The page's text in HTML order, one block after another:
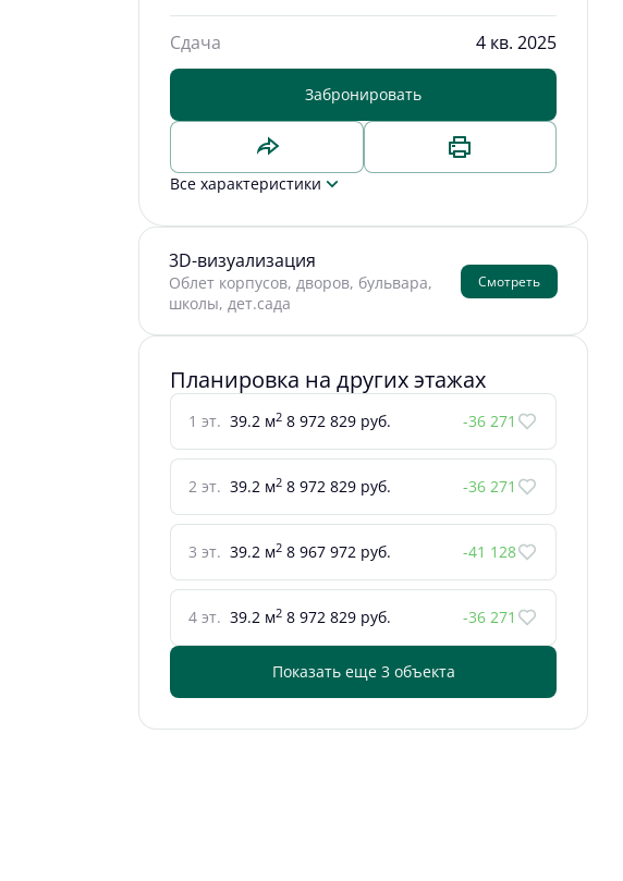
Сдача 4 кв. 2025
Забронировать
Все характеристики
3D-визуализация
Облет корпусов, дворов, бульвара,
школы, дет.сада
Смотреть
Планировка на других этажах
1 эт. 39.2 м2 8 972 829 руб. -36 271
2 эт. 39.2 м2 8 972 829 руб. -36 271
3 эт. 39.2 м2 8 967 972 руб. -41 128
4 эт. 39.2 м2 8 972 829 руб. -36 271
Показать еще 3 объектa